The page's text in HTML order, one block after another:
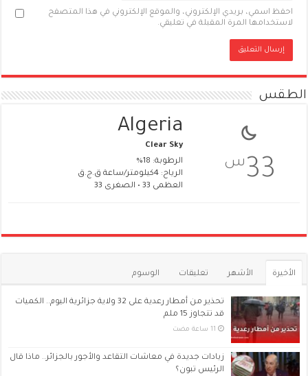
احفظ اسمي، بريدي الإلكتروني، والموقع الإلكتروني في هذا المتصفح
لاستخدامها المرة المقبلة في تعليقي.
الطقس
33 س
Algeria
Clear Sky
الرطوبة: 18%
الرياح: 4كيلومتر/ساعة ق.ج.ق
العظمى 33 • الصغرى 33
الأخيرة الأشهر تعليقات الوسوم
تحذير من أمطار رعدية على 32 ولاية جزائرية اليوم.. الكميات
قد تتجاوز 15 ملم
زيادات جديدة في معاشات التقاعد والأجور بالجزائر.. ماذا قال
الرئيس تبون؟